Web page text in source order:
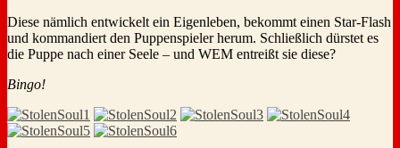
Diese nämlich entwickelt ein Eigenleben, bekommt einen Star-Flash
und kommandiert den Puppenspieler herum. Schließlich dürstet es
die Puppe nach einer Seele – und WEM entreißt sie diese?
Bingo!